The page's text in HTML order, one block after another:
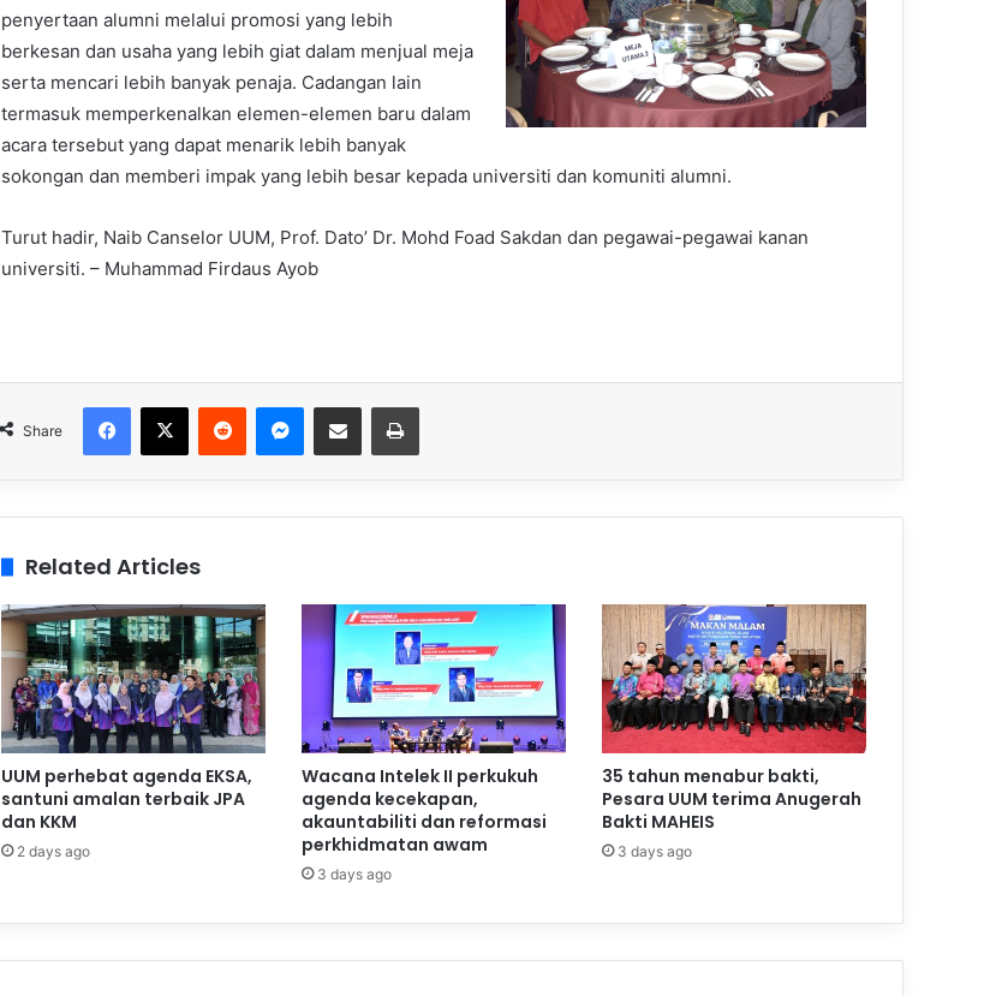
penyertaan alumni melalui promosi yang lebih
berkesan dan usaha yang lebih giat dalam menjual meja
serta mencari lebih banyak penaja. Cadangan lain
termasuk memperkenalkan elemen-elemen baru dalam
acara tersebut yang dapat menarik lebih banyak
sokongan dan memberi impak yang lebih besar kepada universiti dan komuniti alumni.
Turut hadir, Naib Canselor UUM, Prof. Dato’ Dr. Mohd Foad Sakdan dan pegawai-pegawai kanan
universiti. – Muhammad Firdaus Ayob
Share
Related Articles
UUM perhebat agenda EKSA,
santuni amalan terbaik JPA
dan KKM
2 days ago
Wacana Intelek II perkukuh
agenda kecekapan,
akauntabiliti dan reformasi
perkhidmatan awam
3 days ago
35 tahun menabur bakti,
Pesara UUM terima Anugerah
Bakti MAHEIS
3 days ago